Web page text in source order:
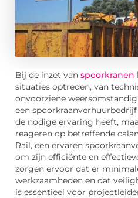
Bij de inzet van spoorkranen
situaties optreden, van
onvoorziene
een
de nodige ervaring heeft,
reageren op betreffende
Rail, een ervaren
om zijn efficiënte en
zorgen ervoor dat er
werkzaamheden en dat
is essentieel voor